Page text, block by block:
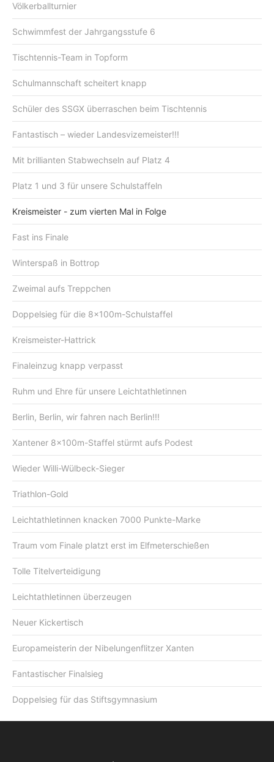
Völkerballturnier
Schwimmfest der Jahrgangsstufe 6
Tischtennis-Team in Topform
Schulmannschaft scheitert knapp
Schüler des SSGX überraschen beim Tischtennis
Fantastisch – wieder Landesvizemeister!!!
Mit brillianten Stabwechseln auf Platz 4
Platz 1 und 3 für unsere Schulstaffeln
Kreismeister - zum vierten Mal in Folge
Fast ins Finale
Winterspaß in Bottrop
Zweimal aufs Treppchen
Doppelsieg für die 8x100m-Schulstaffel
Kreismeister-Hattrick
Finaleinzug knapp verpasst
Ruhm und Ehre für unsere Leichtathletinnen
Berlin, Berlin, wir fahren nach Berlin!!!
Xantener 8x100m-Staffel stürmt aufs Podest
Wieder Willi-Wülbeck-Sieger
Triathlon-Gold
Leichtathletinnen knacken 7000 Punkte-Marke
Traum vom Finale platzt erst im Elfmeterschießen
Tolle Titelverteidigung
Leichtathletinnen überzeugen
Neuer Kickertisch
Europameisterin der Nibelungenflitzer Xanten
Fantastischer Finalsieg
Doppelsieg für das Stiftsgymnasium